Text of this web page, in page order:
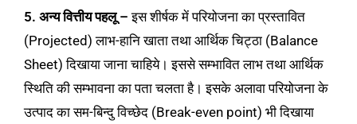
5. अन्य वित्तीय पहलू – इस शीर्षक में परियोजना का प्रस्तावित
(Projected) लाभ-हानि खाता तथा आर्थिक चिट्ठा (Balance
Sheet) दिखाया जाना चाहिये। इससे सम्भावित लाभ तथा आर्थिक
स्थिति की सम्भावना का पता चलता है। इसके अलावा परियोजना के
उत्पाद का सम-बिन्दु विच्छेद (Break-even point) भी दिखाया